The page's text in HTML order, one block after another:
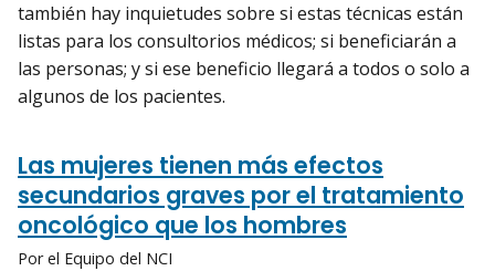
también hay inquietudes sobre si estas técnicas están
listas para los consultorios médicos; si beneficiarán a
las personas; y si ese beneficio llegará a todos o solo a
algunos de los pacientes.
Las mujeres tienen más efectos
secundarios graves por el tratamiento
oncológico que los hombres
Por el Equipo del NCI